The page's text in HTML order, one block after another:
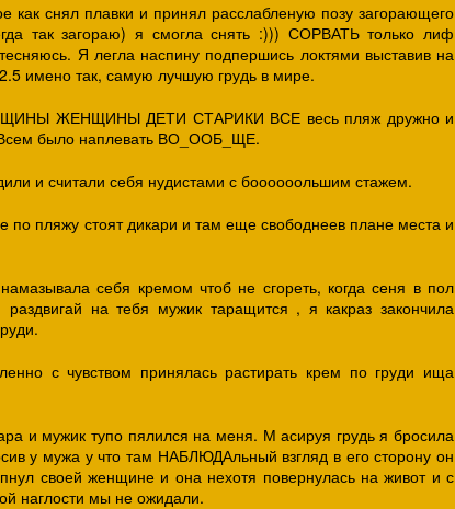
как снял плавки и принял расслабленую позу загорающего
так загораю) я смогла снять :))) СОРВАТЬ только лиф
Я легла наспину подпершись локтями выставив на
имено так, самую лучшую грудь в мире.
ЖЕНЩИНЫ ДЕТИ СТАРИКИ ВСЕ весь пляж дружно и
было наплевать ВО_ООБ_ЩЕ.
и считали себя нудистами с боооооольшим стажем.
по пляжу стоят дикари и там еще свободнеев плане места и
себя кремом чтоб не сгореть, когда сеня в пол
на тебя мужик таращится , я какраз закончила
с чувством принялась растирать крем по груди ища
и мужик тупо пялился на меня. М асируя грудь я бросила
у мужа у что там НАБЛЮДАльный взгляд в его сторону он
своей женщине и она нехотя повернулась на живот и с
наглости мы не ожидали.